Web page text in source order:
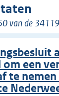
van de
om een
te nemen